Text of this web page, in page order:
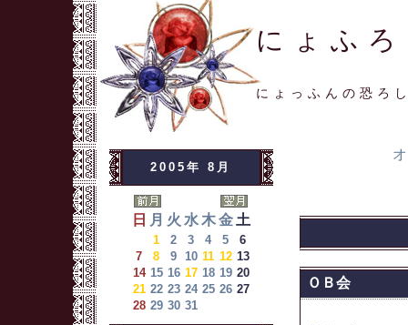
にょふ
にょっふんの恐ろ
2005年 8月
日 月 火 水 木 金 土
1 2 3 4 5
6
7
8 9 10 11 12 13
14 15 16 17 18 19 20
21 22 23 24 25 26 27
28 29 30 31
ＯＢ会